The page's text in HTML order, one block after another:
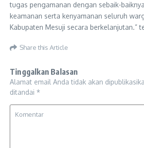
tugas pengamanan dengan sebaik-
keamanan serta kenyamanan seluruh
Kabupaten Mesuji secara berkelanjutan.”
Share this Article
Tinggalkan Balasan
Alamat email Anda tidak akan
ditandai *